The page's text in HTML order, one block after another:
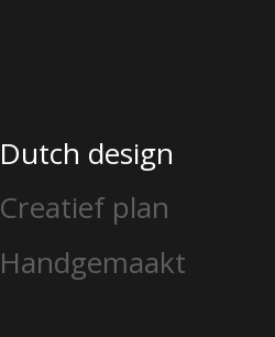
Dutch design
Creatief plan
Handgemaakt